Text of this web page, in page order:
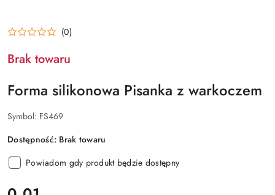
(0)
Brak towaru
Forma silikonowa Pisanka z warkoczem
Symbol: FS469
Dostępność: Brak towaru
Powiadom gdy produkt będzie dostępny